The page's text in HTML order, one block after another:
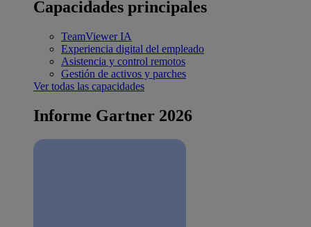
Capacidades principales
TeamViewer IA
Experiencia digital del empleado
Asistencia y control remotos
Gestión de activos y parches
Ver todas las capacidades
Informe Gartner 2026